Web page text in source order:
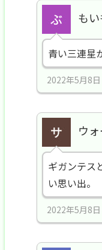
も
青い三連星
2022年5月8
ウ
ギガンテス
い思い出。
2022年5月8